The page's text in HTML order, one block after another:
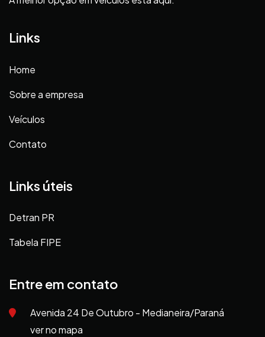
Links
Home
Sobre a empresa
Veículos
Contato
Links úteis
Detran PR
Tabela FIPE
Entre em contato
Avenida 24 De Outubro - Medianeira/Paraná
ver no mapa